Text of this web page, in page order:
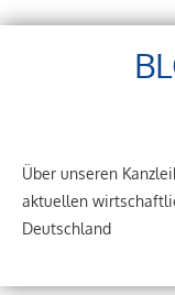
Über unseren
aktuellen
Deutschland